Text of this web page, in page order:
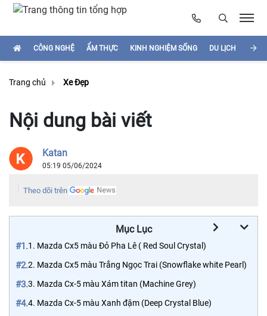
CÔNG NGHỆ ẨM THỰC KINH NGHIỆM SỐNG DU LỊCH
Trang chủ Xe Đẹp
Nội dung bài viết
Katan
05:19 05/06/2024
Theo dõi trên
Mục Lục
#1.1. Mazda Cx5 màu Đỏ Pha Lê ( Red Soul Crystal)
#2.2. Mazda Cx5 màu Trắng Ngọc Trai (Snowflake white Pearl)
#3.3. Mazda Cx-5 màu Xám titan (Machine Grey)
#4.4. Mazda Cx-5 màu Xanh đậm (Deep Crystal Blue)